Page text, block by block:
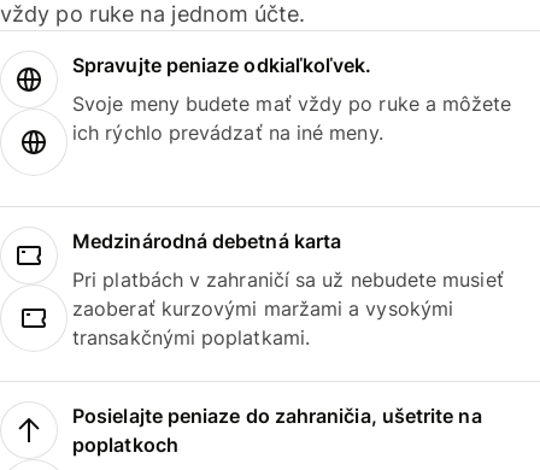
vždy po ruke na jednom účte.
Spravujte peniaze odkiaľkoľvek.
Svoje meny budete mať vždy po ruke a môžete
ich rýchlo prevádzať na iné meny.
Medzinárodná debetná karta
Pri platbách v zahraničí sa už nebudete musieť
zaoberať kurzovými maržami a vysokými
transakčnými poplatkami.
Posielajte peniaze do zahraničia, ušetrite na
poplatkoch